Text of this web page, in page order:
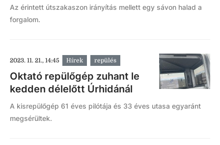
Az érintett útszakaszon irányítás mellett egy sávon halad a
forgalom.
2023. 11. 21., 14:45 Hírek repülés
Oktató repülőgép zuhant le
kedden délelőtt Úrhidánál
A kisrepülőgép 61 éves pilótája és 33 éves utasa egyaránt
megsérültek.